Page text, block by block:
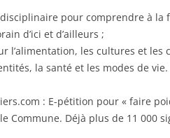
pour comprendre à la
d’ici et d’ailleurs ;
l’alimentation, les cultures et
la santé et les modes de vie.
: E-pétition pour « faire
Commune. Déjà plus de 11 000